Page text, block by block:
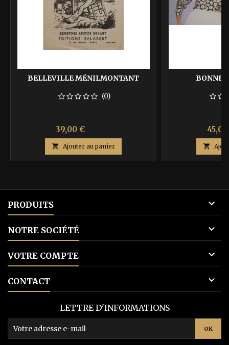
BELLEVILLE MÉNILMONTANT
(0)
Prix
39,00 €
base
 Ajouter au panier
BONNE
Prix

PRODUITS 
NOTRE SOCIÉTÉ 
VOTRE COMPTE 
CONTACT 
LETTRE D'INFORMATIONS